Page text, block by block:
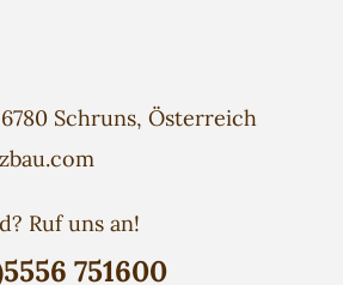
Schruns, Österreich
Ruf uns an!
751600